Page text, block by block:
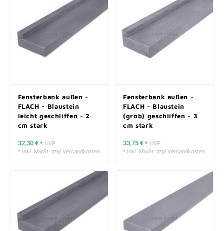
Fensterbank außen -
FLACH - Blaustein
leicht geschliffen - 2
cm stark
32,30 €* UVP
* Inkl. MwSt. zzgl.Versandkosten
Fensterbank außen -
FLACH - Blaustein
(grob) geschliffen - 3
cm stark
33,75 €* UVP
* Inkl. MwSt. zzgl.Versandkosten